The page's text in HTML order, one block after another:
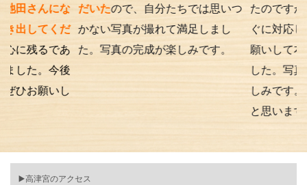
にな
くだ
であ
今後
いし
だいたので、自分たちでは思いつ
かない写真が撮れて満足しまし
た。写真の完成が楽しみです。
たのですが、撮影時
ぐに対応してくださ
願いして本当に良か
した。写真の仕上
しみです。また次
と思います。
▶️高津宮のアクセス